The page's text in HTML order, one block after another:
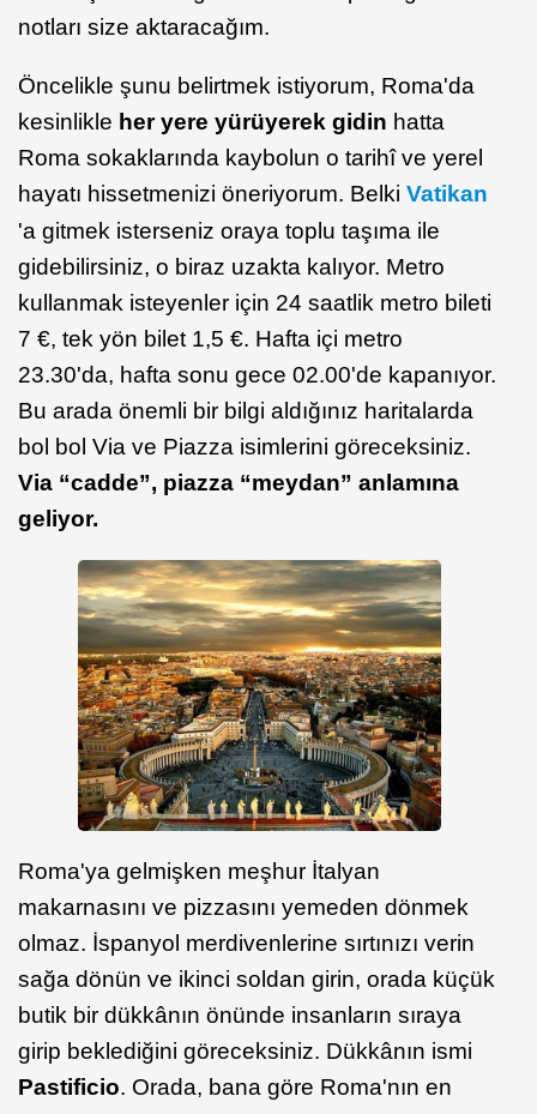
notları size aktaracağım.
Öncelikle şunu belirtmek istiyorum, Roma'da
kesinlikle her yere yürüyerek gidin hatta
Roma sokaklarında kaybolun o tarihî ve yerel
hayatı hissetmenizi öneriyorum. Belki Vatikan
'a gitmek isterseniz oraya toplu taşıma ile
gidebilirsiniz, o biraz uzakta kalıyor. Metro
kullanmak isteyenler için 24 saatlik metro bileti
7 €, tek yön bilet 1,5 €. Hafta içi metro
23.30'da, hafta sonu gece 02.00'de kapanıyor.
Bu arada önemli bir bilgi aldığınız haritalarda
bol bol Via ve Piazza isimlerini göreceksiniz.
Via “cadde”, piazza “meydan” anlamına
geliyor.
Roma'ya gelmişken meşhur İtalyan
makarnasını ve pizzasını yemeden dönmek
olmaz. İspanyol merdivenlerine sırtınızı verin
sağa dönün ve ikinci soldan girin, orada küçük
butik bir dükkânın önünde insanların sıraya
girip beklediğini göreceksiniz. Dükkânın ismi
Pastificio. Orada, bana göre Roma'nın en